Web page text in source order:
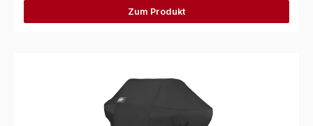
Zum Produkt